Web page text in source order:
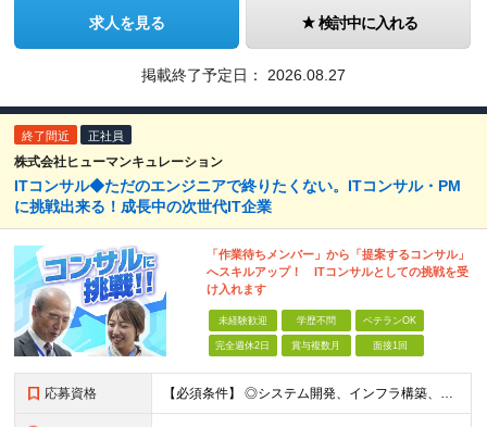
求人を見る 検討中に入れる
掲載終了予定日： 2026.08.27
終了間近 正社員
株式会社ヒューマンキュレーション
ITコンサル◆ただのエンジニアで終りたくない。ITコンサル・PM
に挑戦出来る！成長中の次世代IT企業
「作業待ちメンバー」から「提案するコンサル」
へスキルアップ！ ITコンサルとしての挑戦を受
け入れます
未経験歓迎 学歴不問 ベテランOK
完全週休2日 賞与複数月 面接1回
応募資格 【必須条件】 ◎システム開発、インフラ構築、運用保守など、いずれかのIT実務経験（1年以上） ※言語・環境不問（Java／C#／Python／AWS／Azureなど歓迎） ◎（IT業界、プ